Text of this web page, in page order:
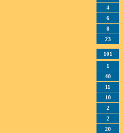
4
6
8
23
101
1
40
11
10
2
2
20